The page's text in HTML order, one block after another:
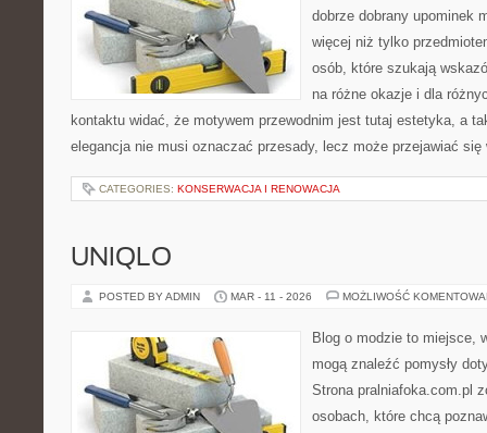
dobrze dobrany upominek
więcej niż tylko
osób, które szukają
na różne okazje i dla
kontaktu widać, że motywem przewodnim jest tutaj estetyka, a
elegancja nie musi oznaczać przesady, lecz może przejawiać
CATEGORIES: KONSERWACJA I RENOWACJA
UNIQLO
POSTED BY ADMIN MAR - 11 - 2026 MOŻLIWOŚĆ
Blog o modzie to miejsce,
mogą znaleźć pomysły
Strona pralniafoka.com.pl
osobach, które chcą